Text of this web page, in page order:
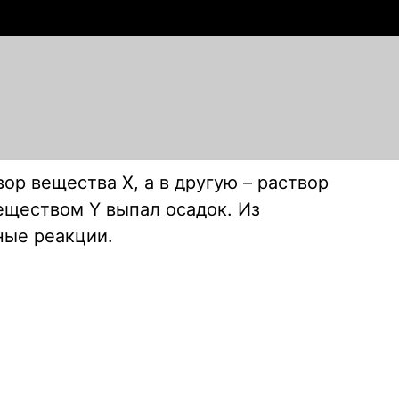
вещества X, а в другую – раствор
Y выпал осадок. Из
реакции.